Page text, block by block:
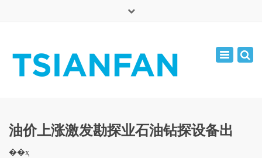
周一 - 周六: 7:00 - 17:00
Toggle
油价上涨激发勘探业石油钻探设备出
��ҳ